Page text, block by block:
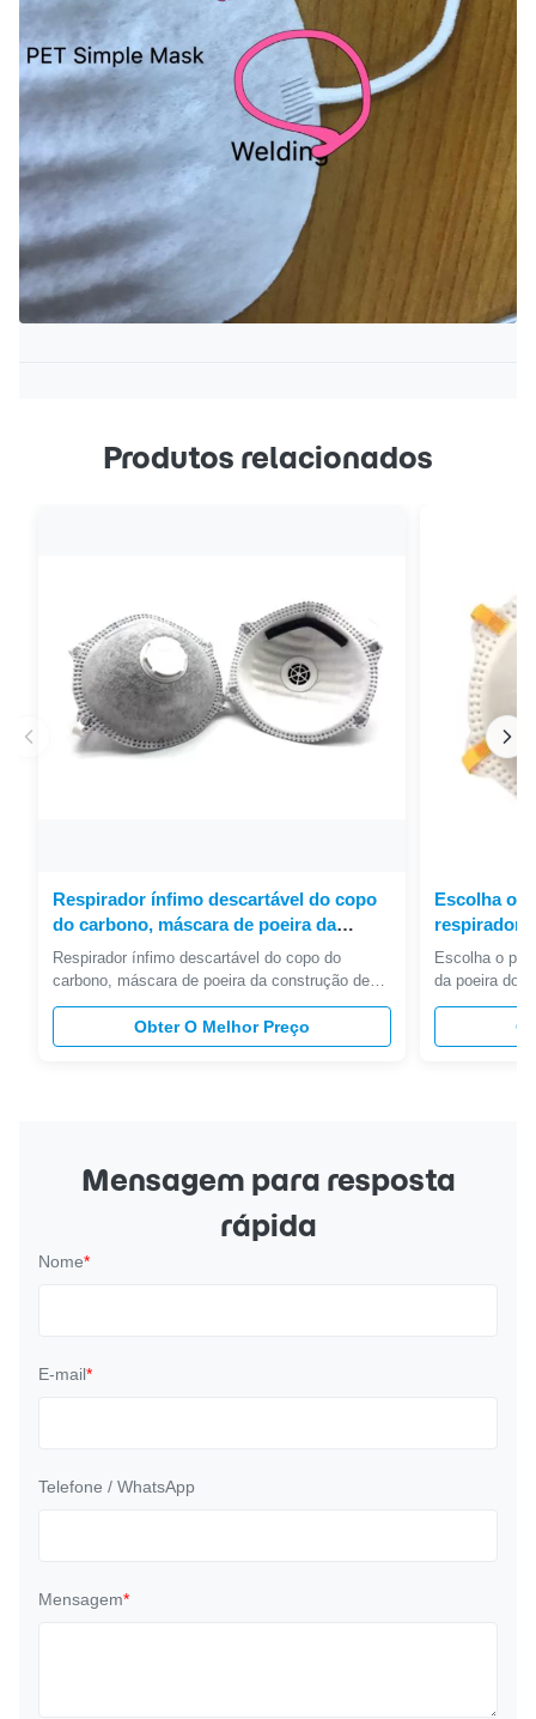
Produtos relacionados
Respirador ínfimo descartável do copo
do carbono, máscara de poeira da
construção de FFP1V
Respirador ínfimo descartável do copo do
carbono, máscara de poeira da construção de
FFP1V 1 . Características O headstrap ajustável
permite um ajuste seguro e confortável Metal-
livre - apropriado para aplicações da indústria
Obter O Melhor Preço
Escolha o
respirador
nenhuns
metal
Escolha o
da poeira do
componentes
máscara de
nosepiece
Mensagem para resposta
rápida
Nome*
E-mail*
Telefone / WhatsApp
Mensagem*